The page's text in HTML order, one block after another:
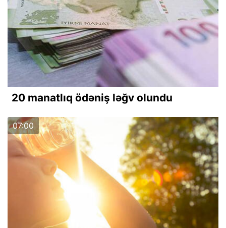
20 manatlıq ödəniş ləğv olundu
07:00